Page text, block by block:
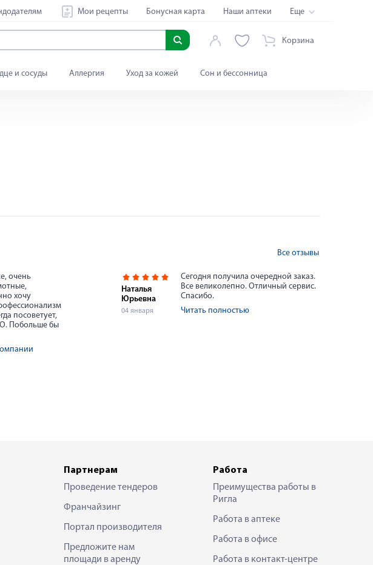
Мои рецепты Бонусная карта Наши аптеки Еще
Корзина
и сосуды Аллергия Уход за кожей Сон и бессонница
Все отзывы
очень
хочу
посоветует,
Побольше бы
Наталья
Юрьевна
04 января
Сегодня получила очередной заказ.
Все великолепно. Отличный сервис.
Спасибо.
Читать полностью
Партнерам
Проведение тендеров
Франчайзинг
Портал производителя
Предложите нам
площади в аренду
Работа
Преимущества работы в
Ригла
Работа в аптеке
Работа в офисе
Работа в контакт-центре